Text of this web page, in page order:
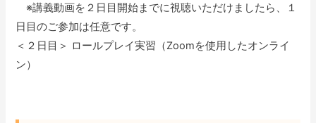
※講義動画を２日目開始までに視聴いただけましたら、１
日目のご参加は任意です。
＜２日目＞ ロールプレイ実習（Zoomを使用したオンライ
ン）